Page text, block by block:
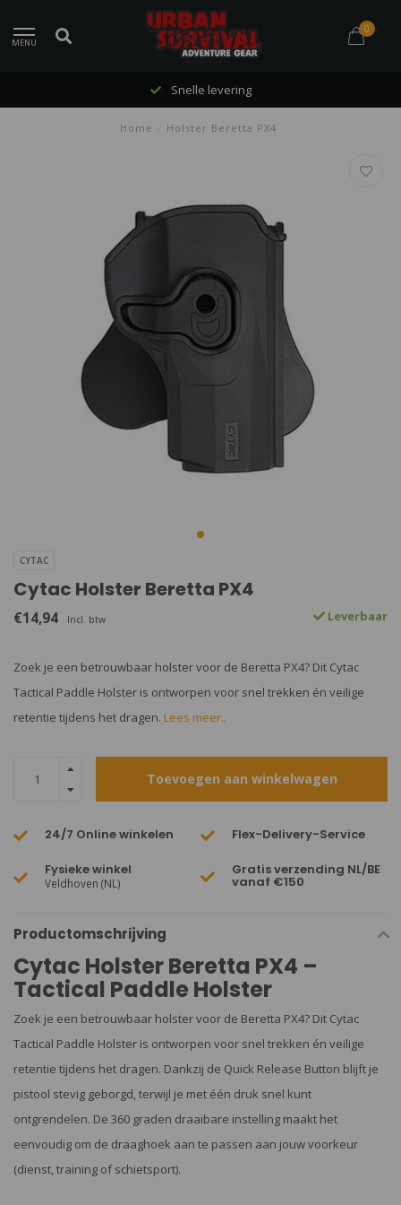
MENU
0
Snelle levering
Home Holster Beretta PX4
CYTAC
Cytac Holster Beretta PX4
€14,94 Incl. btw Leverbaar
Zoek je een betrouwbaar holster voor de Beretta PX4? Dit Cytac
Tactical Paddle Holster is ontworpen voor snel trekken én veilige
retentie tijdens het dragen. Lees meer..
Toevoegen aan winkelwagen
24/7 Online winkelen Flex-Delivery-Service
Fysieke winkel
Veldhoven (NL)
Gratis verzending NL/BE
vanaf €150
Productomschrijving
Cytac Holster Beretta PX4 –
Tactical Paddle Holster
Zoek je een betrouwbaar holster voor de Beretta PX4? Dit Cytac
Tactical Paddle Holster is ontworpen voor snel trekken én veilige
retentie tijdens het dragen. Dankzij de Quick Release Button blijft je
pistool stevig geborgd, terwijl je met één druk snel kunt
ontgrendelen. De 360 graden draaibare instelling maakt het
eenvoudig om de draaghoek aan te passen aan jouw voorkeur
(dienst, training of schietsport).